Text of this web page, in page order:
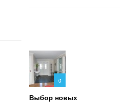
0
Выбор новых